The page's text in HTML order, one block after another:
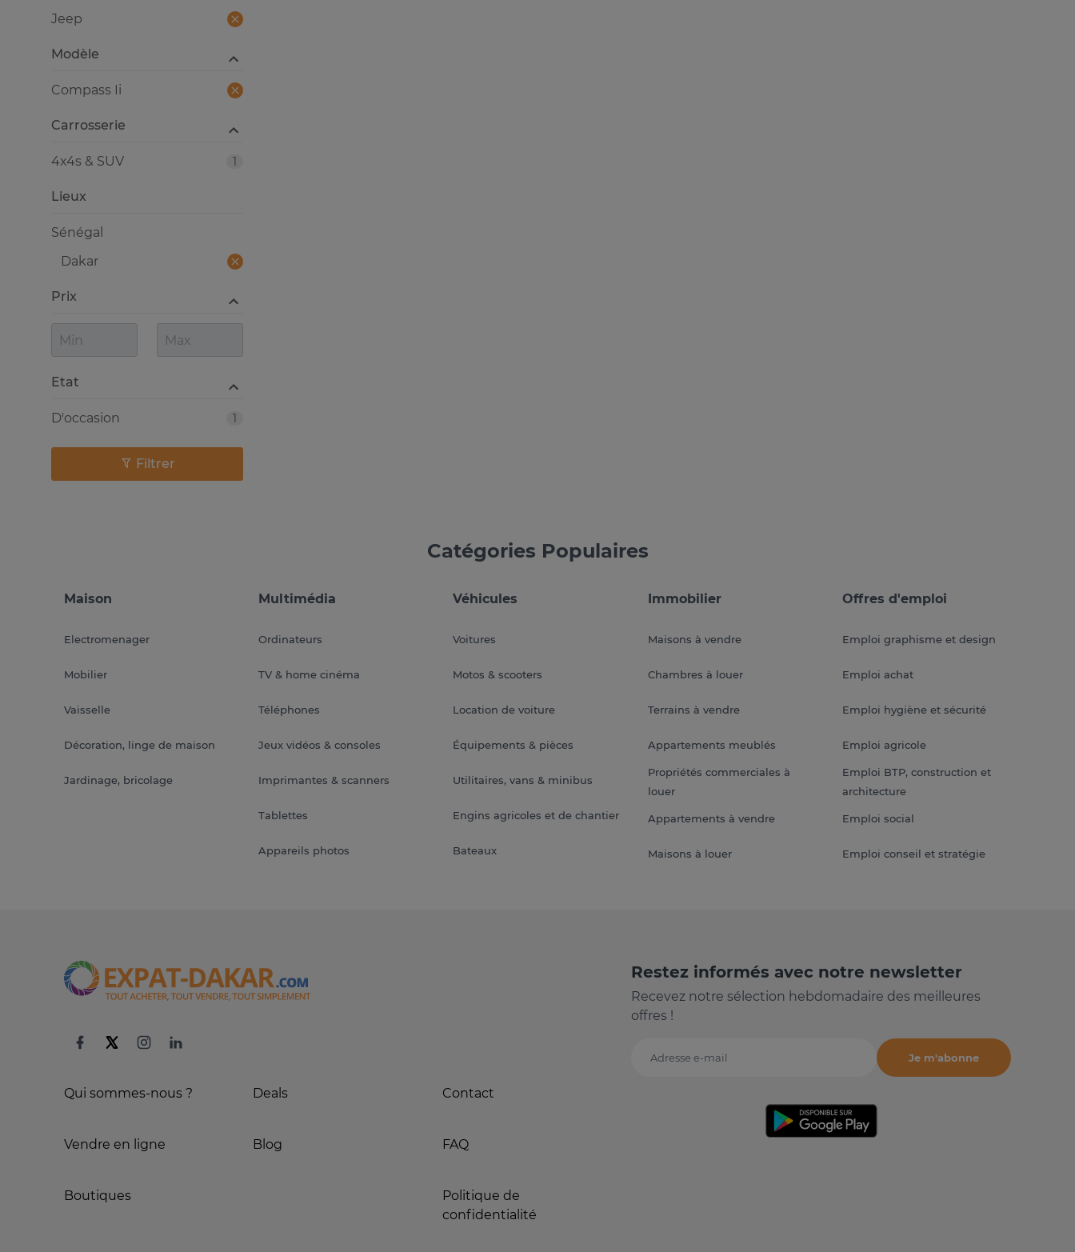
Lieux
Sénégal
Dakar
Prix
Etat
1
D'occasion
Jeep
Modèle
Compass Ii
Carrosserie
1
4x4s & SUV
Filtrer
Catégories Populaires
Maison
Electromenager
Mobilier
Vaisselle
Décoration, linge de maison
Jardinage, bricolage
Multimédia
Ordinateurs
TV & home cinéma
Téléphones
Jeux vidéos & consoles
Imprimantes & scanners
Tablettes
Appareils photos
Véhicules
Voitures
Motos & scooters
Location de voiture
Équipements & pièces
Utilitaires, vans & minibus
Engins agricoles et de chantier
Bateaux
Immobilier
Maisons à vendre
Chambres à louer
Terrains à vendre
Appartements meublés
Propriétés commerciales à
louer
Appartements à vendre
Maisons à louer
Offres d'emploi
Emploi graphisme et design
Emploi achat
Emploi hygiène et sécurité
Emploi agricole
Emploi BTP, construction et
architecture
Emploi social
Emploi conseil et stratégie
Qui sommes-nous ?
Vendre en ligne
Boutiques
Deals
Blog
Contact
FAQ
Politique de
confidentialité
Restez informés avec notre newsletter
Recevez notre sélection hebdomadaire des meilleures
offres !
Adresse e-mail
Je m'abonne